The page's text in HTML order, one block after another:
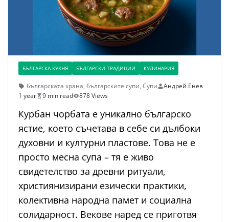
БЪЛГАРСКА КУХНЯ БЪЛГАРСКИ ТРАДИЦИИ КУЛИНАРИЯ
българската храна, българските супи, Супи
Андрей Енев
1 year
9 min read 878 Views
Курбан чорбата е уникално българско
ястие, което съчетава в себе си дълбоки
духовни и културни пластове. Това не е
просто месна супа – тя е живо
свидетелство за древни ритуали,
християнизирани езически практики,
колективна народна памет и социална
солидарност. Векове наред се приготвя